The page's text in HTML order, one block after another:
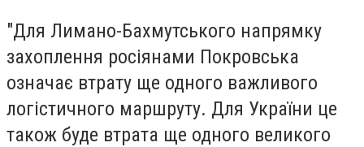
"Для Лимано-Бахмутського напрямку
захоплення росіянами Покровська
означає втрату ще одного важливого
логістичного маршруту. Для України це
також буде втрата ще одного великого